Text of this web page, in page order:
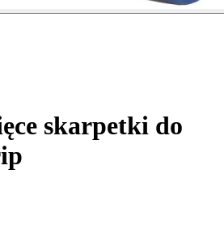
skarpetki do